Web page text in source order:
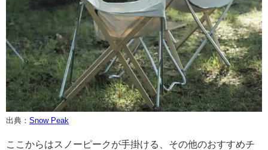
出典： Snow Peak
ここからはスノーピークが手掛ける、その他のおすすめチ